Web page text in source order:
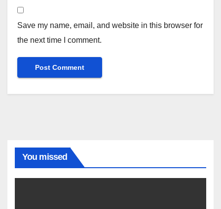
Save my name, email, and website in this browser for
the next time I comment.
You missed